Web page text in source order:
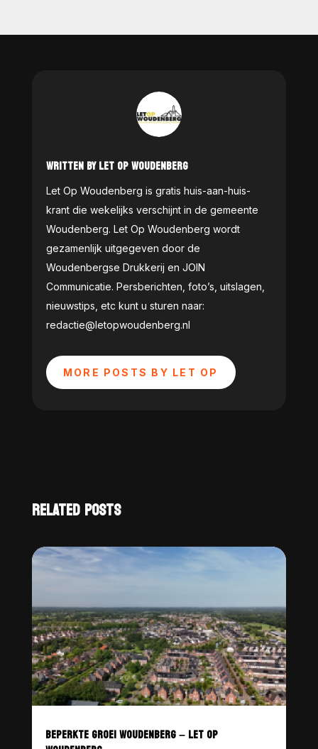
WRITTEN BY LET OP WOUDENBERG
Let Op Woudenberg is gratis huis-aan-huis-
krant die wekelijks verschijnt in de gemeente
Woudenberg. Let Op Woudenberg wordt
gezamenlijk uitgegeven door de
Woudenbergse Drukkerij en JOIN
Communicatie. Persberichten, foto’s, uitslagen,
nieuwstips, etc kunt u sturen naar:
redactie@letopwoudenberg.nl
MORE POSTS BY LET OP
RELATED POSTS
BEPERKTE GROEI WOUDENBERG – LET OP